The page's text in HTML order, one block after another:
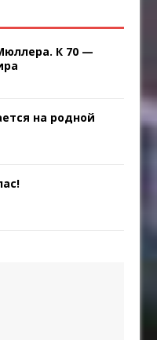
К 70 —
на родной